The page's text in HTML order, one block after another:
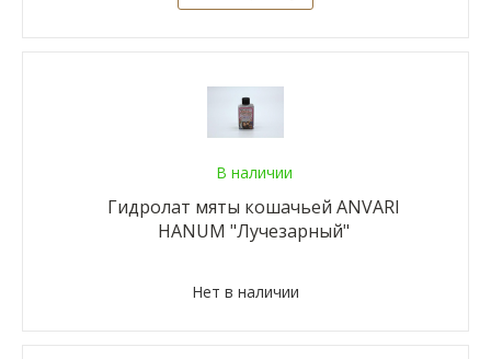
В наличии
Гидролат мяты кошачьей ANVARI
HANUM "Лучезарный"
Нет в наличии